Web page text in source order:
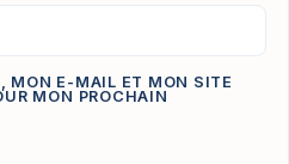
MON E-MAIL ET MON SITE
MON PROCHAIN